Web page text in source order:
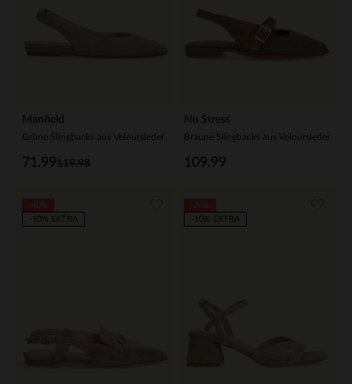
Manfield
Grüne Slingbacks aus Veloursleder
119.98
71.99
No Stress
Braune Slingbacks aus Veloursleder
109.99
-10% EXTRA
-10% EXTRA